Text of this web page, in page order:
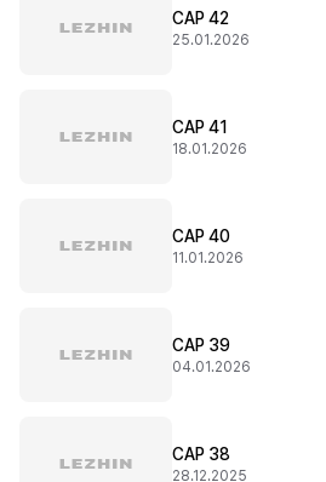
CAP 42
25.01.2026
CAP 41
18.01.2026
CAP 40
11.01.2026
CAP 39
04.01.2026
CAP 38
28.12.2025